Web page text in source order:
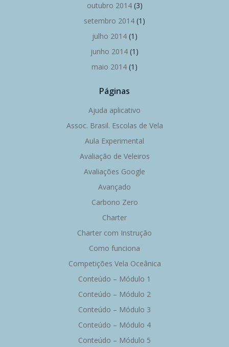
outubro 2014(3)
setembro 2014 (1)
julho 2014(1)
junho 2014 (1)
maio 2014 (1)
Páginas
Ajuda aplicativo
Assoc. Brasil. Escolas de Vela
Aula Experimental
Avaliação de Veleiros
Avaliações Google
Avançado
Carbono Zero
Charter
Charter com Instrução
Como funciona
Competições Vela Oceânica
Conteúdo – Módulo 1
Conteúdo – Módulo 2
Conteúdo – Módulo 3
Conteúdo – Módulo 4
Conteúdo – Módulo 5